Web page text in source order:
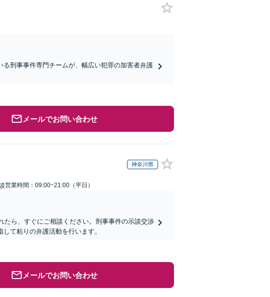
る刑事事件専門チームが、幅広い犯罪の加害者弁護
メールでお問い合わせ
神奈川県
営業時間：09:00~21:00（平日）
たら、すぐにご相談ください。刑事事件の示談交渉
て粘りの弁護活動を行います。
メールでお問い合わせ